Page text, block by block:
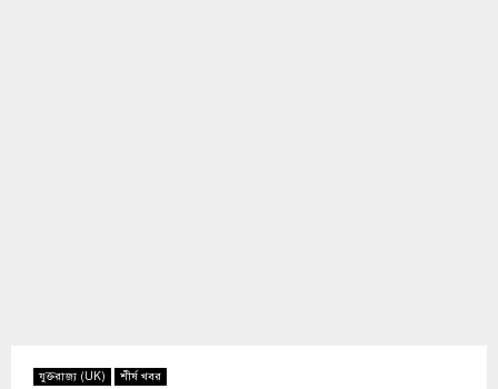
যুক্তরাজ্য (UK) শীর্ষ খবর